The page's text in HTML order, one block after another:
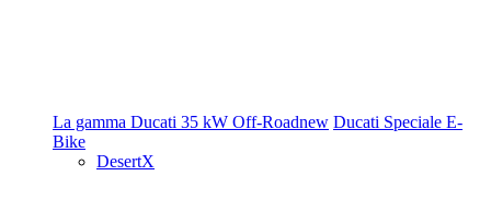
La gamma Ducati 35 kW Off-Roadnew Ducati Speciale E-
Bike
DesertX